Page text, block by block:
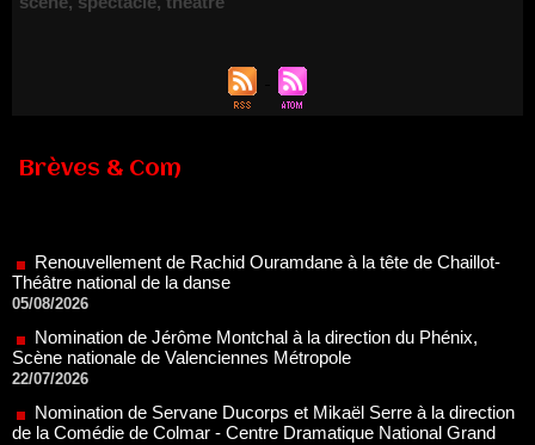
Brèves & Com
Nomination de Jérôme Montchal à la direction du Phénix,
Scène nationale de Valenciennes Métropole
Nomination de Servane Ducorps et Mikaël Serre à la direction
de la Comédie de Colmar - Centre Dramatique National Grand
07/07/2026